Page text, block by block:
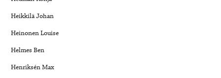
Heikkilä Johan
Heinonen Louise
Helmes Ben
Henriksén Max